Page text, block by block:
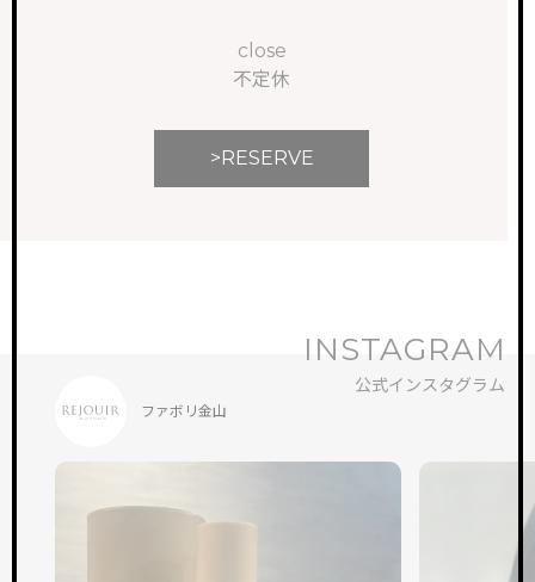
close
不定休
>RESERVE
INSTAGRAM
公式インスタグラム
ファボリ金山